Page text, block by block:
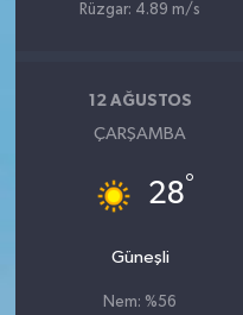
Rüzgar: 4.89 m/s
12 AĞUSTOS
ÇARŞAMBA
28°
Güneşli
Nem: %56